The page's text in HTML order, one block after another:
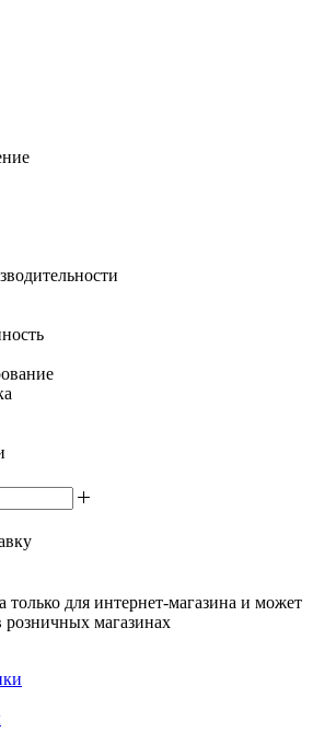
только для интернет-магазина и может
розничных магазинах